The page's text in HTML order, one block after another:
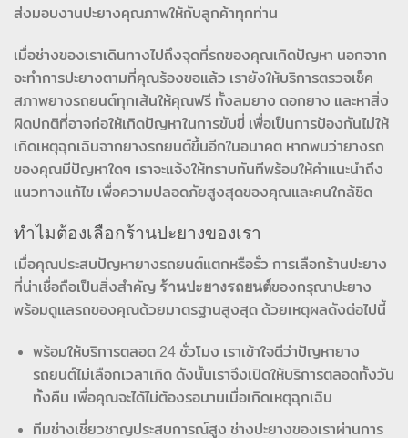
ส่งมอบงานปะยางคุณภาพให้กับลูกค้าทุกท่าน
เมื่อช่างของเราเดินทางไปถึงจุดที่รถของคุณเกิดปัญหา นอกจาก
จะทำการปะยางตามที่คุณร้องขอแล้ว เรายังให้บริการตรวจเช็ค
สภาพยางรถยนต์ทุกเส้นให้คุณฟรี ทั้งลมยาง ดอกยาง และหาสิ่ง
ผิดปกติที่อาจก่อให้เกิดปัญหาในการขับขี่ เพื่อเป็นการป้องกันไม่ให้
เกิดเหตุฉุกเฉินจากยางรถยนต์ขึ้นอีกในอนาคต หากพบว่ายางรถ
ของคุณมีปัญหาใดๆ เราจะแจ้งให้ทราบทันทีพร้อมให้คำแนะนำถึง
แนวทางแก้ไข เพื่อความปลอดภัยสูงสุดของคุณและคนใกล้ชิด
ทำไมต้องเลือกร้านปะยางของเรา
เมื่อคุณประสบปัญหายางรถยนต์แตกหรือรั่ว การเลือกร้านปะยาง
ที่น่าเชื่อถือเป็นสิ่งสำคัญ ร้านปะยางรถยนต์ของกรุณาปะยาง
พร้อมดูแลรถของคุณด้วยมาตรฐานสูงสุด ด้วยเหตุผลดังต่อไปนี้
พร้อมให้บริการตลอด 24 ชั่วโมง เราเข้าใจดีว่าปัญหายาง
รถยนต์ไม่เลือกเวลาเกิด ดังนั้นเราจึงเปิดให้บริการตลอดทั้งวัน
ทั้งคืน เพื่อคุณจะได้ไม่ต้องรอนานเมื่อเกิดเหตุฉุกเฉิน
ทีมช่างเชี่ยวชาญประสบการณ์สูง ช่างปะยางของเราผ่านการ